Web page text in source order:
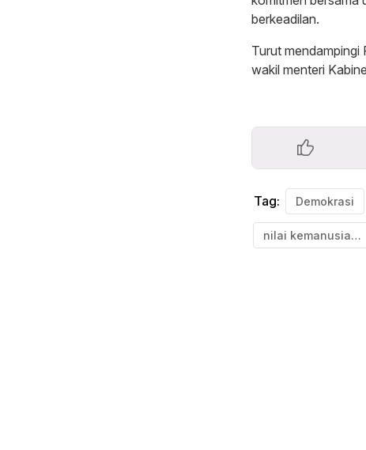
berkeadilan.
Turut mendampingi
wakil menteri
Tag: Demokrasi
nilai kemanusiaan